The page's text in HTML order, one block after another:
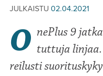
JULKAISTU 02.04.2021
O nePlus 9
tuttuja
reilusti